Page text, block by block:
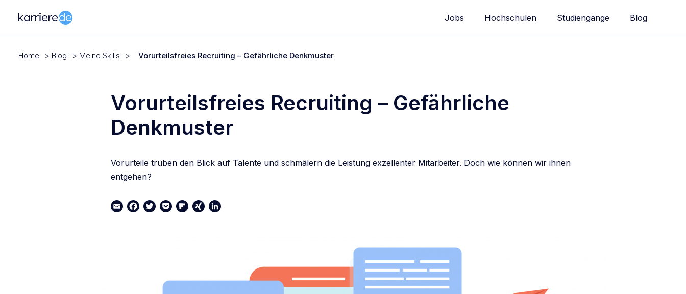
Jobs Hochschulen Studiengänge Blog
Home > Blog > Meine Skills > Vorurteilsfreies Recruiting – Gefährliche Denkmuster
Vorurteilsfreies Recruiting – Gefährliche
Denkmuster
Vorurteile trüben den Blick auf Talente und schmälern die Leistung exzellenter Mitarbeiter. Doch wie können wir ihnen
entgehen?
EmailFacebook
TwitterPocketFlipboard
XINGLinkedIn